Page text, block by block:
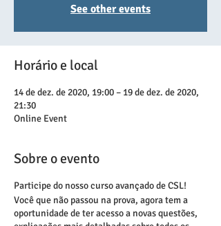
See other events
Horário e local
14 de dez. de 2020, 19:00 – 19 de dez. de 2020,
21:30
Online Event
Sobre o evento
Participe do nosso curso avançado de CSL!
Você que não passou na prova, agora tem a
oportunidade de ter acesso a novas questões,